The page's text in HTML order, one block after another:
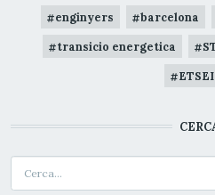
enginyers barcelona
transicio energetica